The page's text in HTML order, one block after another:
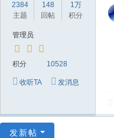
伴
2384
主题
148
回帖
1万
积分
管理员
积分 10528
收听TA 发消息
发新帖